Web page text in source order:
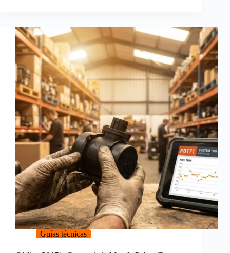
Guías técnicas